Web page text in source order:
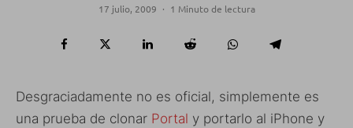
17 julio, 2009 · 1 Minuto de lectura
Desgraciadamente no es oficial, simplemente es
una prueba de clonar Portal y portarlo al iPhone y